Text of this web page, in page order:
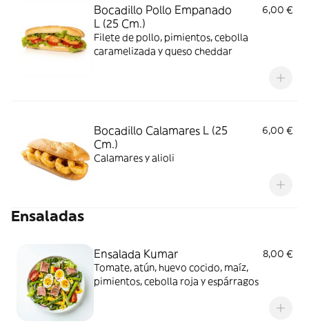
Bocadillo Pollo Empanado
L (25 Cm.)
6,00 €
Filete de pollo, pimientos, cebolla
caramelizada y queso cheddar
Bocadillo Calamares L (25
Cm.)
6,00 €
Calamares y alioli
Ensaladas
Ensalada Kumar
8,00 €
Tomate, atún, huevo cocido, maíz,
pimientos, cebolla roja y espárragos